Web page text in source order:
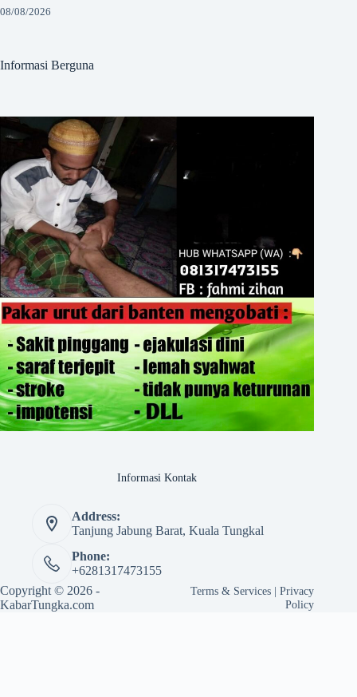
08/08/2026
Informasi Berguna
Informasi Kontak
Address:
Tanjung Jabung Barat, Kuala Tungkal
Phone:
+6281317473155
Copyright © 2026 -
KabarTungka.com
Terms & Services |Privacy
Policy